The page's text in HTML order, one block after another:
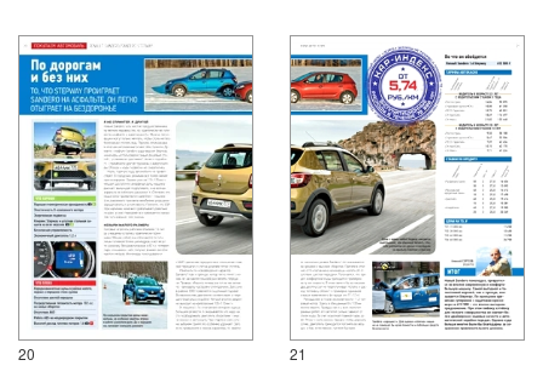
20 21